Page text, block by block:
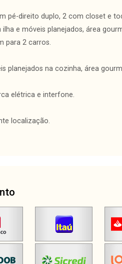
pé-direito duplo, 2 com closet e
e móveis planejados, área
para 2 carros.
planejados na cozinha, área
elétrica e interfone.
localização.